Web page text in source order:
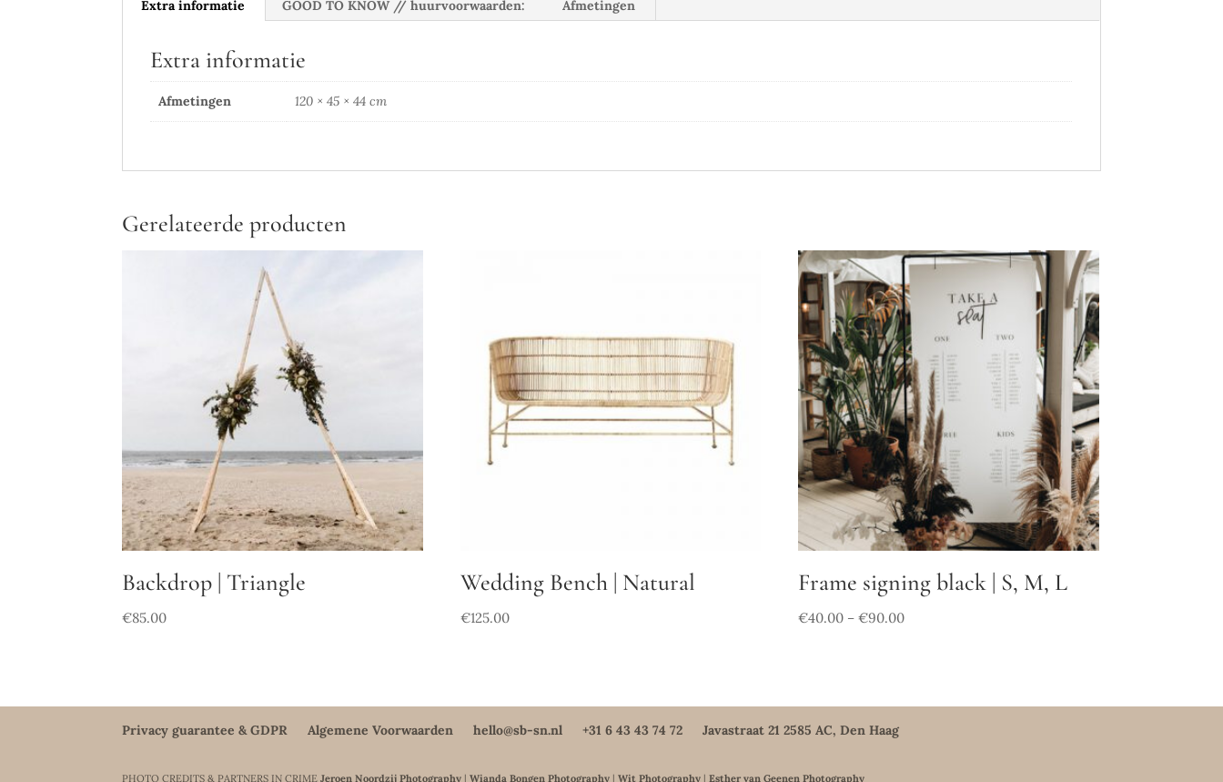
Extra informatie GOOD TO KNOW // huurvoorwaarden: Afmetingen
Extra informatie
Afmetingen 120 × 45 × 44 cm
Gerelateerde producten
Backdrop | Triangle
€85.00
Wedding Bench | Natural
€125.00
Frame signing black | S, M, L
€40.00 –€90.00
Privacy guarantee & GDPR Algemene Voorwaarden hello@sb-sn.nl +31 6 43 43 74 72 Javastraat 21 2585 AC, Den Haag
PHOTO CREDITS & PARTNERS IN CRIMEJeroen Noordzij Photography |Wianda Bongen Photography |Wit Photography |Esther van Geenen Photography